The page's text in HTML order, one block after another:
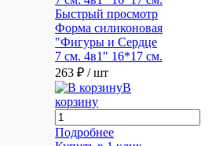
Быстрый просмотр
Форма силиконовая
"Фигуры и Сердце
7 см. 4в1" 16*17 см.
263 ₽ / шт
В
корзину
Подробнее